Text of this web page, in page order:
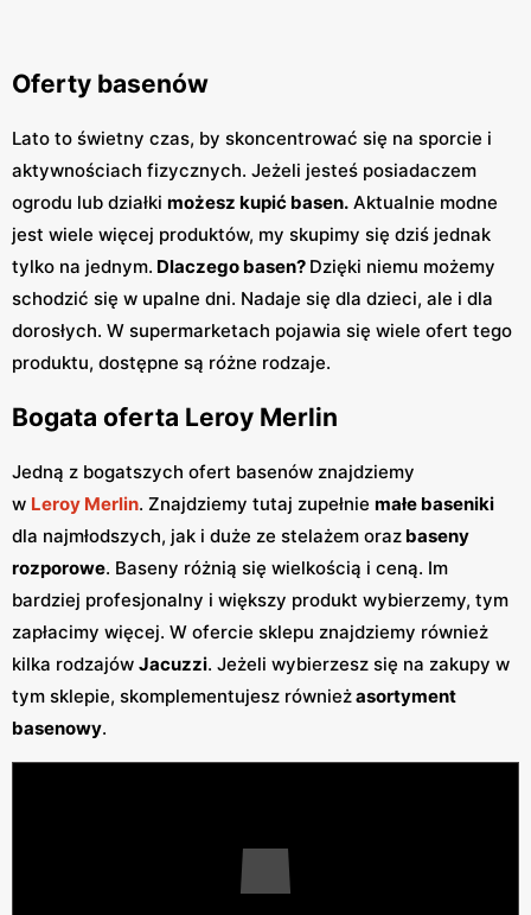
Oferty basenów
Lato to świetny czas, by skoncentrować się na sporcie i
aktywnościach fizycznych. Jeżeli jesteś posiadaczem
ogrodu lub działki możesz kupić basen. Aktualnie modne
jest wiele więcej produktów, my skupimy się dziś jednak
tylko na jednym. Dlaczego basen? Dzięki niemu możemy
schodzić się w upalne dni. Nadaje się dla dzieci, ale i dla
dorosłych. W supermarketach pojawia się wiele ofert tego
produktu, dostępne są różne rodzaje.
Bogata oferta Leroy Merlin
Jedną z bogatszych ofert basenów znajdziemy
w Leroy Merlin. Znajdziemy tutaj zupełnie małe baseniki
dla najmłodszych, jak i duże ze stelażem oraz baseny
rozporowe. Baseny różnią się wielkością i ceną. Im
bardziej profesjonalny i większy produkt wybierzemy, tym
zapłacimy więcej. W ofercie sklepu znajdziemy również
kilka rodzajów Jacuzzi. Jeżeli wybierzesz się na zakupy w
tym sklepie, skomplementujesz równieżasortyment
basenowy.